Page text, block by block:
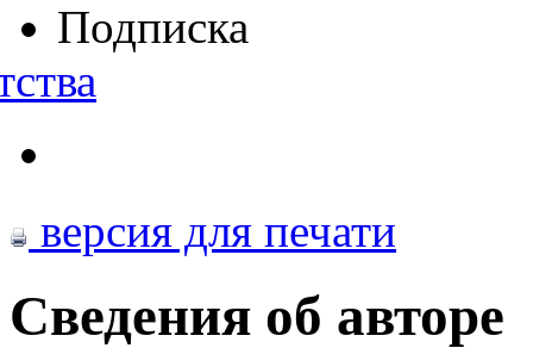
Подписка
версия для печати
Сведения об авторе